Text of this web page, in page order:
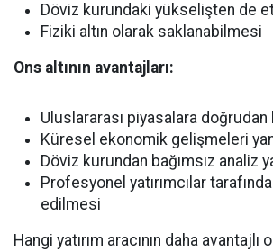
Döviz kurundaki yükselişten de
Fiziki altın olarak saklanabilmesi
Ons altının avantajları:
Uluslararası piyasalara doğrudan
Küresel ekonomik gelişmeleri
Döviz kurundan bağımsız analiz
Profesyonel yatırımcılar
edilmesi
Hangi yatırım aracının daha avantajlı